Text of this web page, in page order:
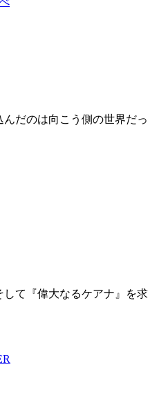
だのは向こう側の世界だっ
して『偉大なるケアナ』を求